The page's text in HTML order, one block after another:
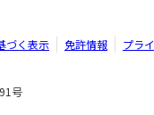
づく表示 免許情報 プラ
号